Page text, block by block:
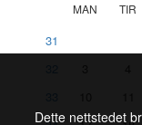
MAN TIR
31
Dette nettstedet